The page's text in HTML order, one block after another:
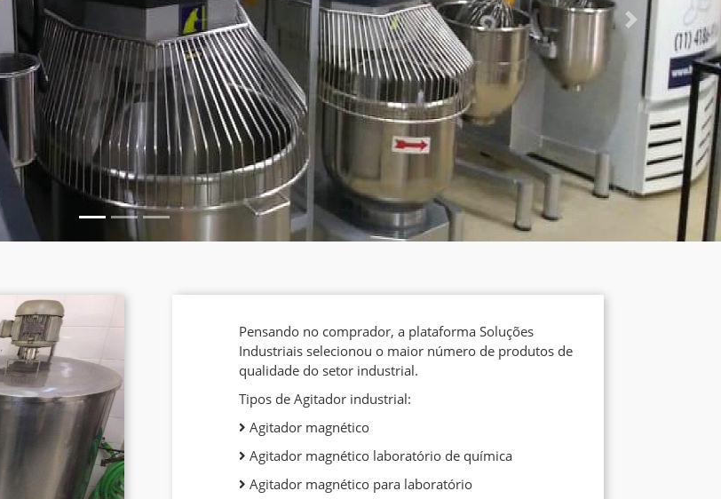
Próximo
Pensando no comprador, a plataforma Soluções
Industriais selecionou o maior número de produtos de
qualidade do setor industrial.
Tipos de Agitador industrial:
Agitador magnético
Agitador magnético laboratório de química
Agitador magnético para laboratório